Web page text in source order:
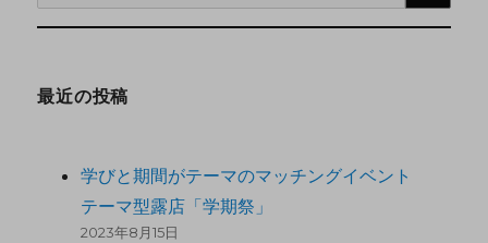
最近の投稿
学びと期間がテーマのマッチングイベント
テーマ型露店「学期祭」
2023年8月15日